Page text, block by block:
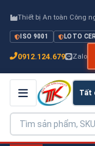
Thiết bị An toàn Công
ISO 9001 LOTO
0912.124.679 Zalo